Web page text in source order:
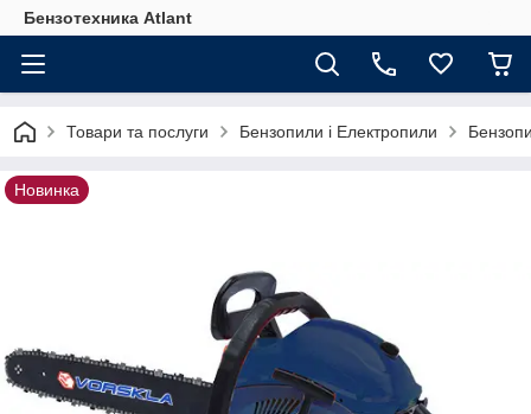
Бензотехника Atlant
Товари та послуги Бензопили і Електропили
Новинка